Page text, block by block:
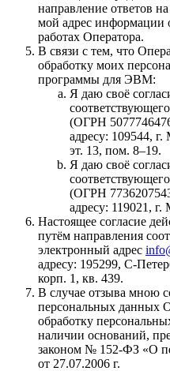
направление ответов
мой адрес информации
работах Оператора.
В связи с тем, что
обработку моих
программы для ЭВМ:
Я даю своё
(ОГРН
адресу: 109544, г.
эт. 13, пом. 8–19.
Я даю своё
(ОГРН
адресу: 119021,
Настоящее согласие
путём направления
электронный адрес
адресу: 195299,
корп. 1, кв. 439.
В случае отзыва мною
персональных данных
обработку
наличии оснований,
законом № 152‑ФЗ «О
от 27.07.2006 г.